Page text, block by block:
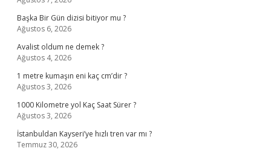
Başka Bir Gün dizisi bitiyor mu ?
Ağustos 6, 2026
Avalist oldum ne demek ?
Ağustos 4, 2026
1 metre kumaşın eni kaç cm’dir ?
Ağustos 3, 2026
1000 Kilometre yol Kaç Saat Sürer ?
Ağustos 3, 2026
İstanbuldan Kayseri’ye hızlı tren var mı ?
Temmuz 30, 2026